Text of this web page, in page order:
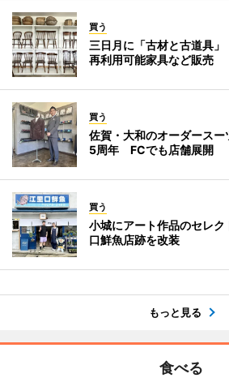
買う
三日月に「古材と古道具
再利用可能家具など販売
買う
佐賀・大和のオーダース
5周年 FCでも店舗展開
買う
小城にアート作品のセレ
口鮮魚店跡を改装
もっと見る
食べる